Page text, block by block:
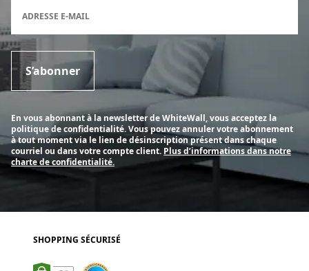
ADRESSE E-MAIL
S’abonner
En vous abonnant à la newsletter de WhiteWall, vous acceptez la
politique de confidentialité. Vous pouvez annuler votre abonnement
à tout moment via le lien de désinscription présent dans chaque
courriel ou dans votre compte client. Plus d’informations dans notre
charte de confidentialité.
SHOPPING SÉCURISÉ